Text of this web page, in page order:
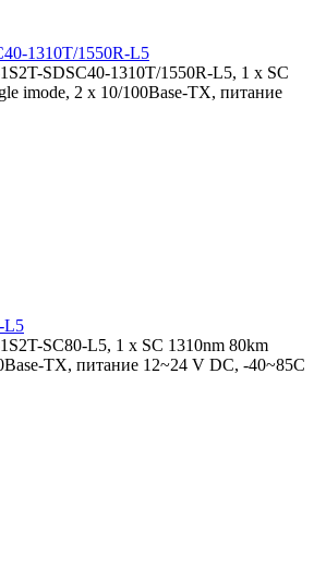
1310T/1550R-L5
SDSC40-1310T/1550R-L5, 1 x SC
imode, 2 x 10/100Base-TX, питание
L5
SC80-L5, 1 x SC 1310nm 80km
TX, питание 12~24 V DC, -40~85C